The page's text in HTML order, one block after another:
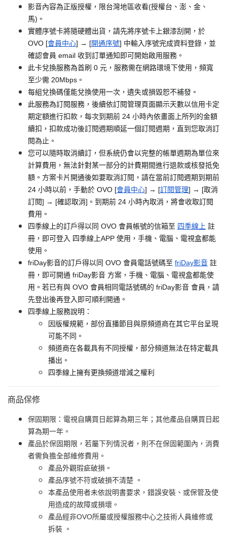
影音內容為正版授權，限台灣地區收看(授權台、澎、金、
馬)。
實體序號卡將隨硬體出貨，請先將序號卡上銀漆刮開，於
OVO [會員中心] → [開通序號] 中輸入序號完成資料登錄，並
確認會員 email 收到訂單通知即可開始啟用服務。
此卡兌換服務為首刷 0 元，服務需在網路環境下使用，頻寬
至少需 20Mbps。
每組兌換碼僅能兌換使用一次，遺失或損毀恕不補發。
此服務為訂閱服務，後續依訂閱管理頁面顯示天數以信用卡定
期定額進行扣款，每次到期前 24 小時內依畫面上所列的金額
續扣，扣款成功後訂閱週期順延一個訂閱週期，直到您取消訂
閱為止。
您可以隨時取消續訂，但系統仍會以完整的帳單週期為單位來
計算費用，無法針對某一部分的計費期間進行退款或核發抵免
額。方案卡片開通後如要取消訂閱，請在當前訂閱週期到期前
24 小時以前，手動於 OVO [會員中心] → [訂閱管理] → [取消
訂閱] → [確認取消]。到期前 24 小時內取消，將會收取訂閱
費用。
四季線上的訂戶得以同 OVO 會員帳號的信箱至 四季線上 註
冊，即可登入 四季線上APP 使用，手機、電腦、電視盒都能
使用。
friDay影音的訂戶得以同 OVO 會員電話號碼至 friDay影音 註
冊，即可開通 friDay影音 方案，手機、電腦、電視盒都能使
用。若已有與 OVO 會員相同電話號碼的 friDay影音 會員，請
先登出後再登入即可順利開通。
四季線上服務說明：
因版權規範，部份直播節目與原頻道商在其它平台呈現
可能不同。
頻道商在各載具有不同授權，部分頻道無法在特定載具
播出。
四季線上擁有更換頻道增減之權利
商品保修
保固期限：電視自購買日起算為期三年；其他產品自購買日起
算為期一年。
產品於保固期限，若屬下列情況者，則不在保固範圍內，消費
者需負擔全部維修費用。
產品外觀瑕疵破損。
產品序號不符或破損不清楚 。
本產品使用者未依說明書要求，錯誤安裝、或保管及使
用造成的故障或損壞。
產品經非OVO所屬或授權服務中心之技術人員維修或
拆裝 。